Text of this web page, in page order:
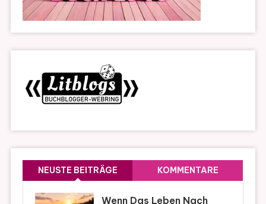
NEUSTE BEITRÄGE KOMMENTARE
Wenn Das Leben Nach